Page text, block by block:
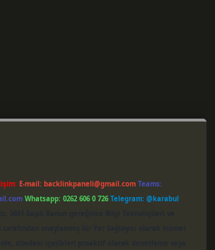
E-mail: backlinkpaneli@gmail.com Teams:
Whatsapp: 0262 606 0 726 Telegram: @karabul